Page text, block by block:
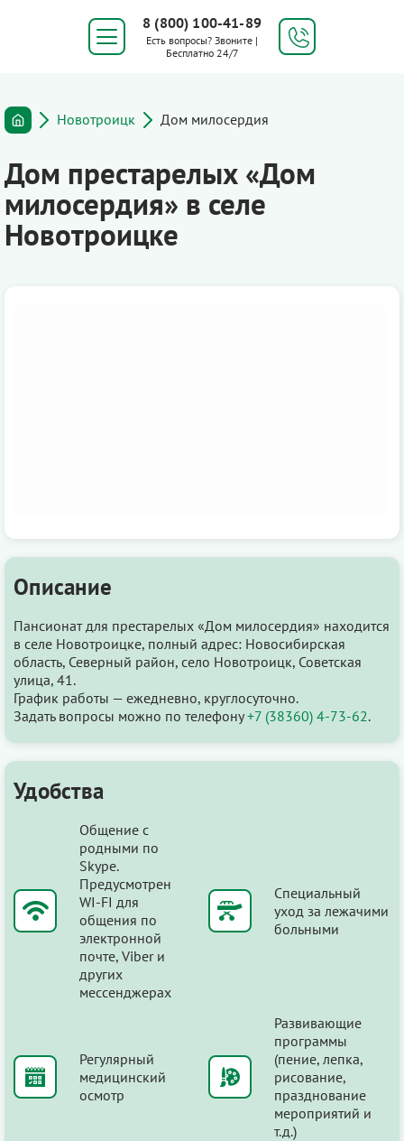
8 (800) 100-41-89
Есть вопросы? Звоните |
Бесплатно 24/7
Новотроицк Дом милосердия
Дом престарелых «Дом
милосердия» в селе
Новотроицке
Описание
Пансионат для престарелых «Дом милосердия» находится
в селе Новотроицке, полный адрес: Новосибирская
область, Северный район, село Новотроицк, Советская
улица, 41.
График работы — ежедневно, круглосуточно.
Задать вопросы можно по телефону+7 (38360) 4-73-62.
Удобства
Общение с
родными по
Skype.
Предусмотрен
WI-FI для
общения по
электронной
почте, Viber и
других
мессенджерах
Специальный
уход за лежачими
больными
Регулярный
медицинский
осмотр
Развивающие
программы
(пение, лепка,
рисование,
празднование
мероприятий и
т.д.)